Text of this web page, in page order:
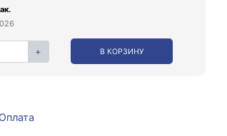
+ В КОРЗИНУ
Оплата